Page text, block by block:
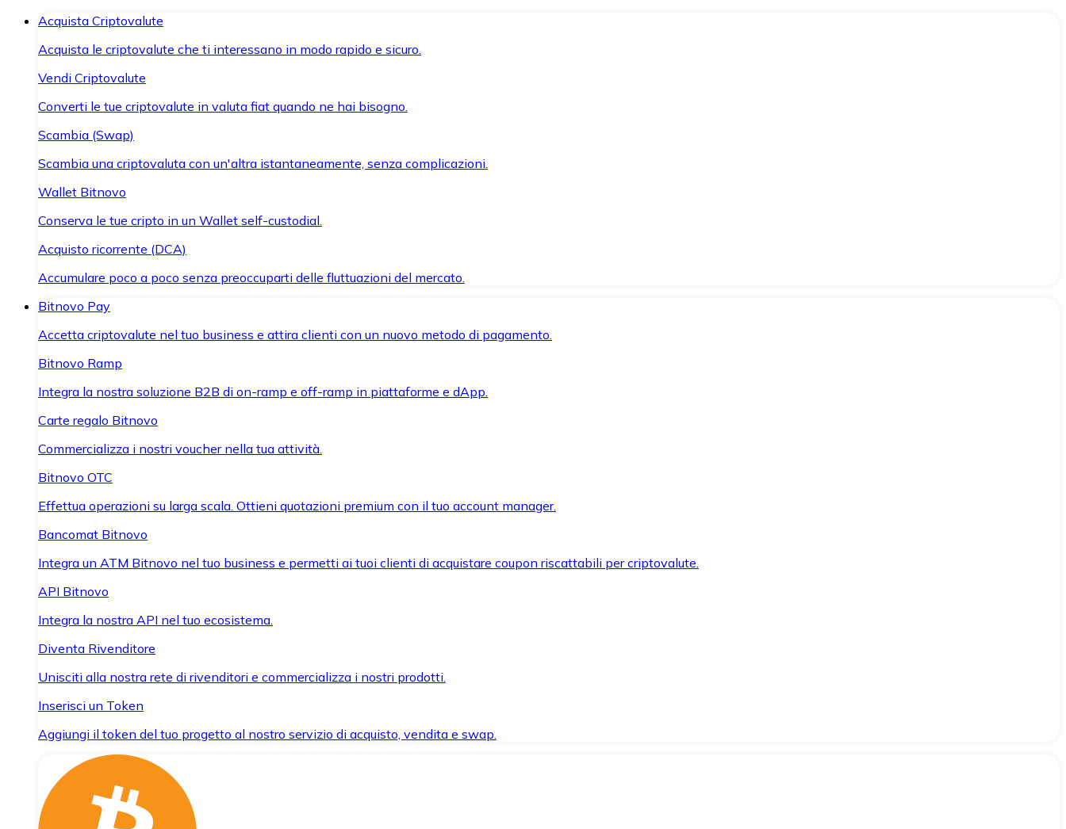
Acquista Criptovalute
Acquista le criptovalute che ti interessano in modo rapido e sicuro.
Vendi Criptovalute
Converti le tue criptovalute in valuta fiat quando ne hai bisogno.
Scambia (Swap)
Scambia una criptovaluta con un'altra istantaneamente, senza complicazioni.
Wallet Bitnovo
Conserva le tue cripto in un Wallet self-custodial.
Acquisto ricorrente (DCA)
Accumulare poco a poco senza preoccuparti delle fluttuazioni del mercato.
Bitnovo Pay
Accetta criptovalute nel tuo business e attira clienti con un nuovo metodo di pagamento.
Bitnovo Ramp
Integra la nostra soluzione B2B di on-ramp e off-ramp in piattaforme e dApp.
Carte regalo Bitnovo
Commercializza i nostri voucher nella tua attività.
Bitnovo OTC
Effettua operazioni su larga scala. Ottieni quotazioni premium con il tuo account manager.
Bancomat Bitnovo
Integra un ATM Bitnovo nel tuo business e permetti ai tuoi clienti di acquistare coupon riscattabili per criptovalute.
API Bitnovo
Integra la nostra API nel tuo ecosistema.
Diventa Rivenditore
Unisciti alla nostra rete di rivenditori e commercializza i nostri prodotti.
Inserisci un Token
Aggiungi il token del tuo progetto al nostro servizio di acquisto, vendita e swap.